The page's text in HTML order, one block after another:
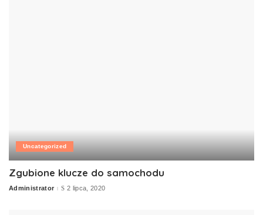
Uncategorized
Zgubione klucze do samochodu
Posted
Administrator 2 lipca, 2020